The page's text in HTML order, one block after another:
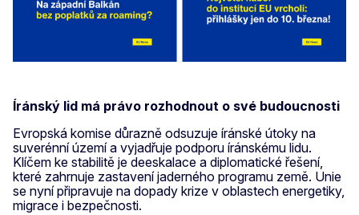
Íránský lid má právo rozhodnout o své budoucnosti
Evropská komise důrazně odsuzuje íránské útoky na
suverénní území a vyjadřuje podporu íránskému lidu.
Klíčem ke stabilitě je deeskalace a diplomatické řešení,
které zahrnuje zastavení jaderného programu země. Unie
se nyní připravuje na dopady krize v oblastech energetiky,
migrace i bezpečnosti.